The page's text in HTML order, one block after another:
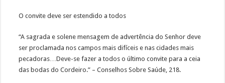
O convite deve ser estendido a todos
“A sagrada e solene mensagem de advertência do Senhor deve
ser proclamada nos campos mais difíceis e nas cidades mais
pecadoras…Deve-se fazer a todos o último convite para a ceia
das bodas do Cordeiro.” – Conselhos Sobre Saúde, 218.